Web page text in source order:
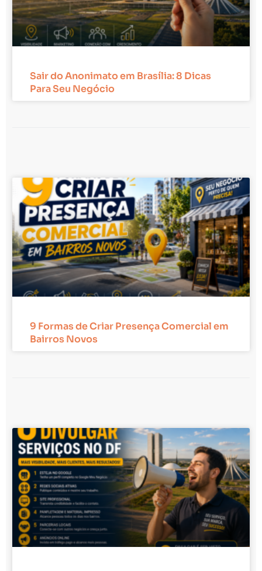
Sair do Anonimato em Brasília: 8 Dicas
Para Seu Negócio
9 Formas de Criar Presença Comercial em
Bairros Novos